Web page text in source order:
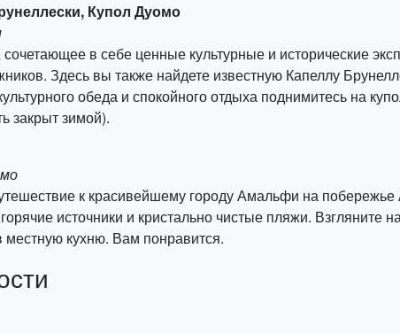
Купол Дуомо
в себе ценные культурные и исторические
Здесь вы также найдете известную Капеллу
обеда и спокойного отдыха поднимитесь на
закрыт зимой).
к красивейшему городу Амальфи на
источники и кристально чистые пляжи. Взгляните
местную кухню. Вам понравится.